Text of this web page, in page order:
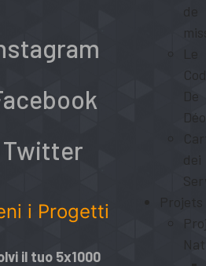
de
Le
De
dei
Projets
i Progetti
il tuo 5x1000